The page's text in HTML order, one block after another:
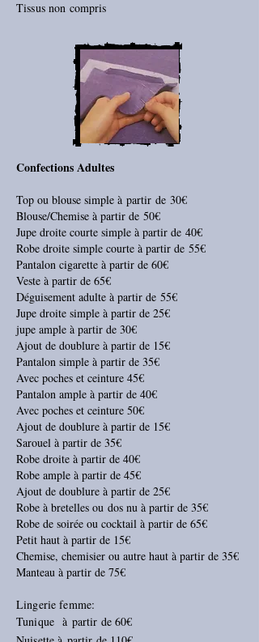
Tissus non compris
Confections Adultes
Top ou blouse simple à partir de 30€
Blouse/Chemise à partir de 50€
Jupe droite courte simple à partir de 40€
Robe droite simple courte à partir de 55€
Pantalon cigarette à partir de 60€
Veste à partir de 65€
Déguisement adulte à partir de 55€
Jupe droite simple à partir de 25€
jupe ample à partir de 30€
Ajout de doublure à partir de 15€
Pantalon simple à partir de 35€
Avec poches et ceinture 45€
Pantalon ample à partir de 40€
Avec poches et ceinture 50€
Ajout de doublure à partir de 15€
Sarouel à partir de 35€
Robe droite à partir de 40€
Robe ample à partir de 45€
Ajout de doublure à partir de 25€
Robe à bretelles ou dos nu à partir de 35€
Robe de soirée ou cocktail à partir de 65€
Petit haut à partir de 15€
Chemise, chemisier ou autre haut à partir de 35€
Manteau à partir de 75€
Lingerie femme:
Tunique à partir de 60€